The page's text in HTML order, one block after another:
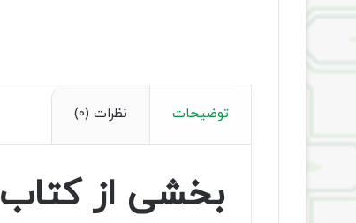
توضیحات نظرات (0)
بخشی از کتاب